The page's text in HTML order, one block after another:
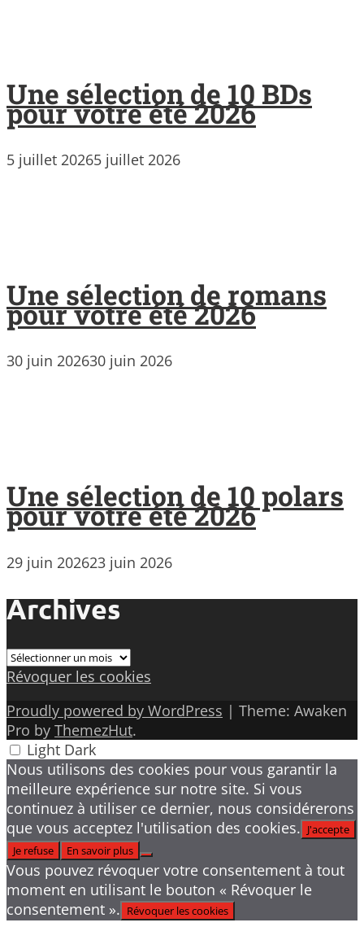
Une sélection de 10 BDs
pour votre été 2026
5 juillet 20265 juillet 2026
Une sélection de romans
pour votre été 2026
30 juin 202630 juin 2026
Une sélection de 10 polars
pour votre été 2026
29 juin 202623 juin 2026
Archives
Archives
Révoquer les cookies
Proudly powered by WordPress | Theme: Awaken
Pro by ThemezHut.
Light Dark
Nous utilisons des cookies pour vous garantir la
meilleure expérience sur notre site. Si vous
continuez à utiliser ce dernier, nous considérerons
que vous acceptez l'utilisation des cookies. J'accepte
Je refuse
En savoir plus
Vous pouvez révoquer votre consentement à tout
moment en utilisant le bouton « Révoquer le
consentement ». Révoquer les cookies